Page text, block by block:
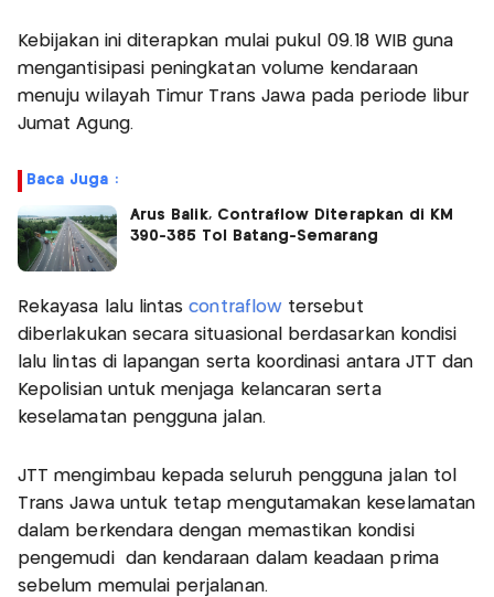
Kebijakan ini diterapkan mulai pukul 09.18 WIB guna
mengantisipasi peningkatan volume kendaraan
menuju wilayah Timur Trans Jawa pada periode libur
Jumat Agung.
Baca Juga :
Arus Balik, Contraflow Diterapkan di KM
390-385 Tol Batang-Semarang
Rekayasa lalu lintascontraflow tersebut
diberlakukan secara situasional berdasarkan kondisi
lalu lintas di lapangan serta koordinasi antara JTT dan
Kepolisian untuk menjaga kelancaran serta
keselamatan pengguna jalan.
JTT mengimbau kepada seluruh pengguna jalan tol
Trans Jawa untuk tetap mengutamakan keselamatan
dalam berkendara dengan memastikan kondisi
pengemudi dan kendaraan dalam keadaan prima
sebelum memulai perjalanan.